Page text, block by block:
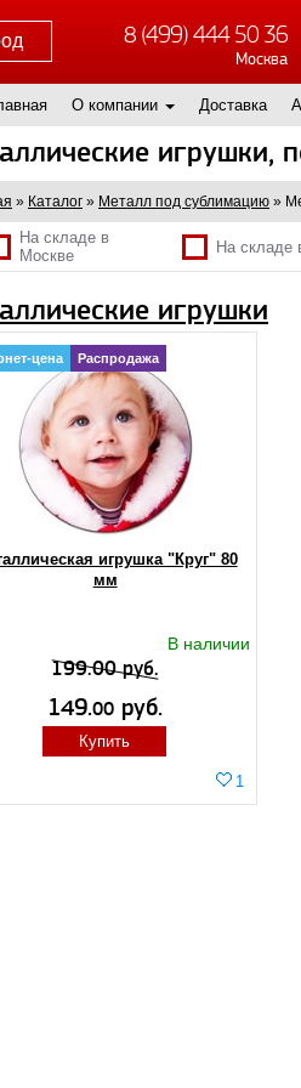
8 (499) 444 50 36
Москва
О компании Доставка
игрушки,
» Каталог » Металл под сублимацию »
На складе в
Москве
На складе
игрушки
игрушка "Круг" 80
мм
В наличии
1
Распродажа
цена
199.00 руб.
149.00 руб.
Купить